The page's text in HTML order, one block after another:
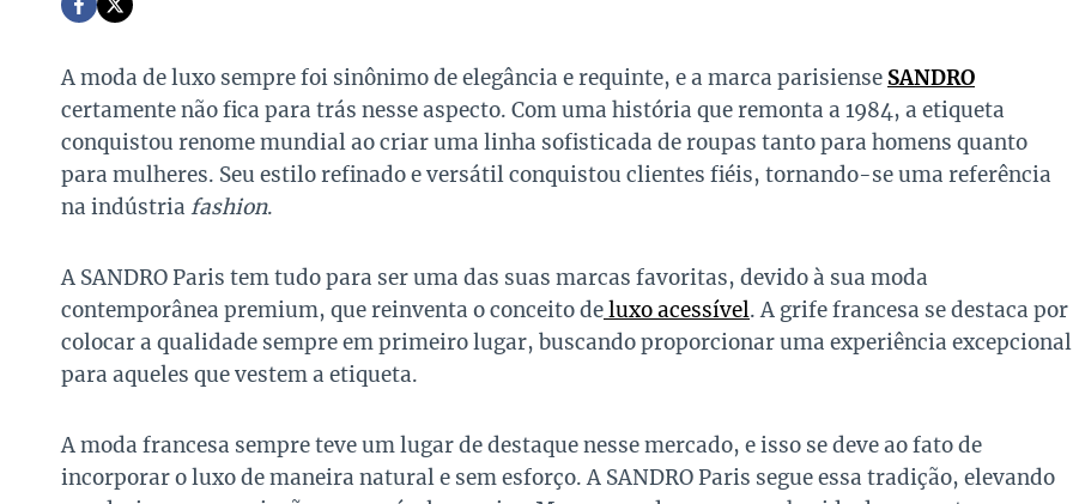
A moda de luxo sempre foi sinônimo de elegância e requinte, e a marca parisiense SANDRO
certamente não fica para trás nesse aspecto. Com uma história que remonta a 1984, a etiqueta
conquistou renome mundial ao criar uma linha sofisticada de roupas tanto para homens quanto
para mulheres. Seu estilo refinado e versátil conquistou clientes fiéis, tornando-se uma referência
na indústria fashion.
A SANDRO Paris tem tudo para ser uma das suas marcas favoritas, devido à sua moda
contemporânea premium, que reinventa o conceito deluxo acessível. A grife francesa se destaca por
colocar a qualidade sempre em primeiro lugar, buscando proporcionar uma experiência excepcional
para aqueles que vestem a etiqueta.
A moda francesa sempre teve um lugar de destaque nesse mercado, e isso se deve ao fato de
incorporar o luxo de maneira natural e sem esforço. A SANDRO Paris segue essa tradição, elevando